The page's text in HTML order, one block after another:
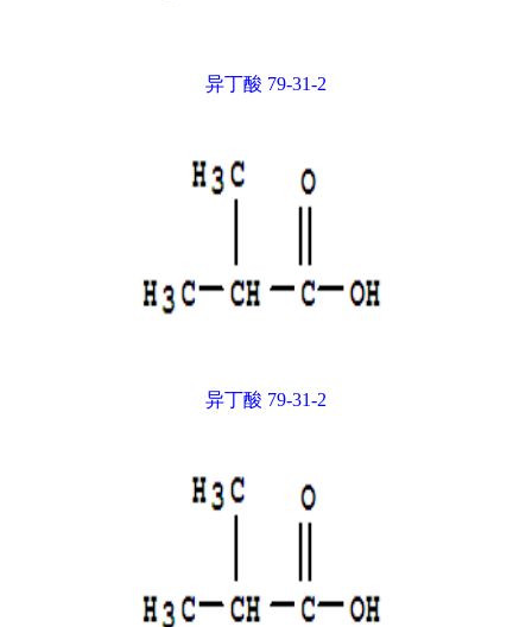
异丁酸 79-31-2
异丁酸 79-31-2